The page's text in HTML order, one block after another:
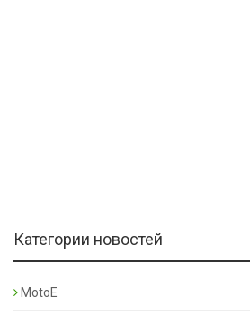
Категории новостей
MotoE